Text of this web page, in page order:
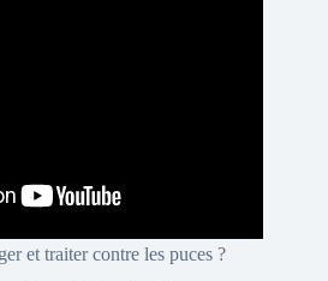
et traiter contre les puces ?